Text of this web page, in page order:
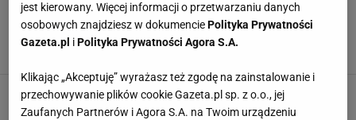
Rzut karny Haalanda stał się hitem w sieci. 2
mln wyświetleń
Aleksander Bernard,
Ależ wpadka na Euro. Piłkarz nie wytrzymał i
wypalił. Brutalnych sześć słów
jest kierowany. Więcej informacji o przetwarzaniu danych
osobowych znajdziesz w dokumenciePolityka Prywatności
Gazeta.pl iPolityka Prywatności Agora S.A.
Klikając „Akceptuję” wyrażasz też zgodę na zainstalowanie i
przechowywanie plików cookie Gazeta.pl sp. z o.o., jej
Zaufanych Partnerów i Agora S.A. na Twoim urządzeniu